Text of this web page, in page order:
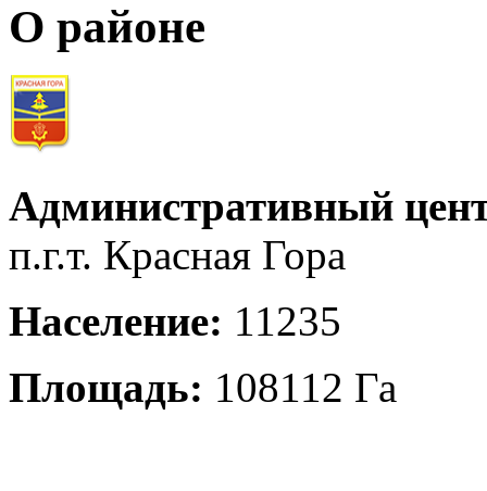
О районе
Административный
п.г.т. Красная Гора
Население: 11235
Площадь: 108112 Га